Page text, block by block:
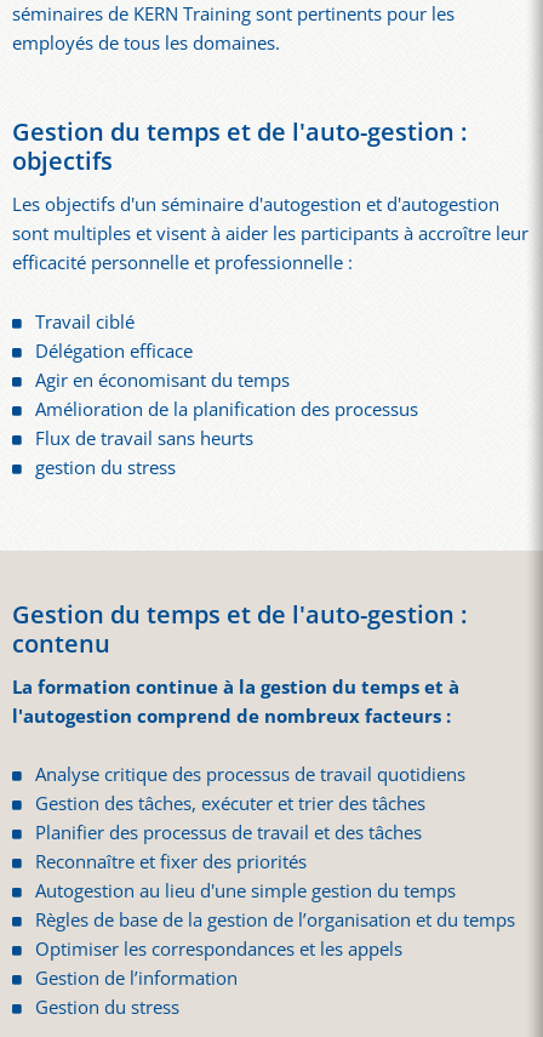
séminaires de KERN Training sont pertinents pour les
employés de tous les domaines.
Gestion du temps et de l'auto-gestion :
objectifs
Les objectifs d'un séminaire d'autogestion et d'autogestion
sont multiples et visent à aider les participants à accroître leur
efficacité personnelle et professionnelle :
Travail ciblé
Délégation efficace
Agir en économisant du temps
Amélioration de la planification des processus
Flux de travail sans heurts
gestion du stress
Gestion du temps et de l'auto-gestion :
contenu
La formation continue à la gestion du temps et à
l'autogestion comprend de nombreux facteurs :
Analyse critique des processus de travail quotidiens
Gestion des tâches, exécuter et trier des tâches
Planifier des processus de travail et des tâches
Reconnaître et fixer des priorités
Autogestion au lieu d'une simple gestion du temps
Règles de base de la gestion de l’organisation et du temps
Optimiser les correspondances et les appels
Gestion de l’information
Gestion du stress